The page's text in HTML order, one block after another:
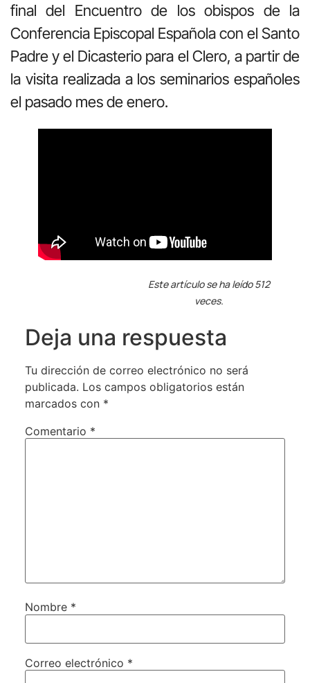
final del Encuentro de los obispos de la
Conferencia Episcopal Española con el Santo
Padre y el Dicasterio para el Clero, a partir de
la visita realizada a los seminarios españoles
el pasado mes de enero.
Este artículo se ha leído 512
veces.
Deja una respuesta
Tu dirección de correo electrónico no será
publicada. Los campos obligatorios están
marcados con *
Comentario *
Nombre *
Correo electrónico *